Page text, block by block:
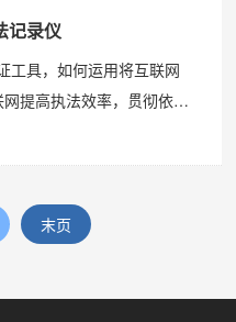
记录仪
工具，如何运用将互联网
提高执法效率，贯彻依法
执法的过程中显得越来越重
末页